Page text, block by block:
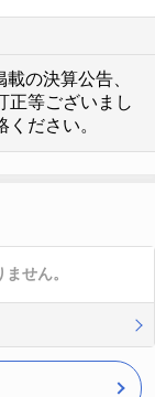
の決算公告、
正等ございまし
ください。
せん。